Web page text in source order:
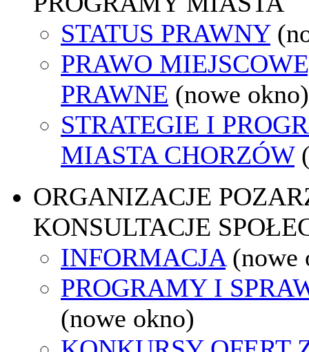
STATUS PRAWNY
PRAWO
PRAWNE (nowe okno)
STRATEGIE I
MIASTA CHORZÓW
ORGANIZACJE
KONSULTACJE
INFORMACJA (nowe
PROGRAMY I
(nowe okno)